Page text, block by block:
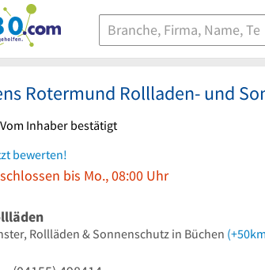
Rotermund Rollladen- und
Vom Inhaber bestätigt
bewerten!
bis Mo., 08:00 Uhr
Rollläden & Sonnenschutz in Büchen